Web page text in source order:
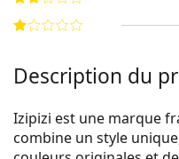
Description du
Izipizi est une marque
combine un style